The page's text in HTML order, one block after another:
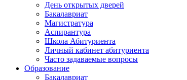
День открытых дверей
Бакалавриат
Магистратура
Аспирантура
Школа Абитуриента
Личный кабинет абитуриента
Часто задаваемые вопросы
Образование
Бакалавриат